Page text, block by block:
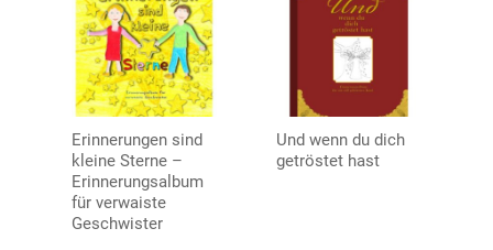
Erinnerungen sind
kleine Sterne –
Erinnerungsalbum
für verwaiste
Geschwister
Und wenn du dich
getröstet hast